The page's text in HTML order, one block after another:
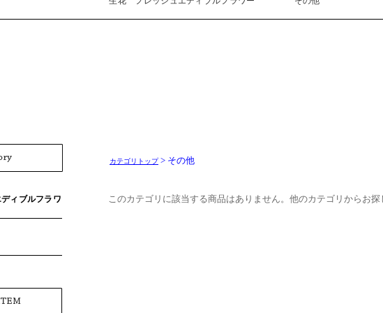
カテゴリトップ> その他
このカテゴリに該当する商品はありません。他のカテゴリからお探